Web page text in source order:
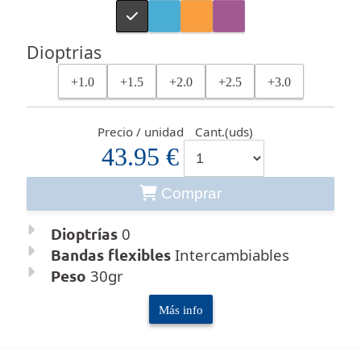
Dioptrias
+1.0 +1.5 +2.0 +2.5 +3.0
Precio / unidad
43.95 €
Cant.(uds)
Comprar
Dioptrías0
Bandas flexiblesIntercambiables
Peso 30gr
Más info